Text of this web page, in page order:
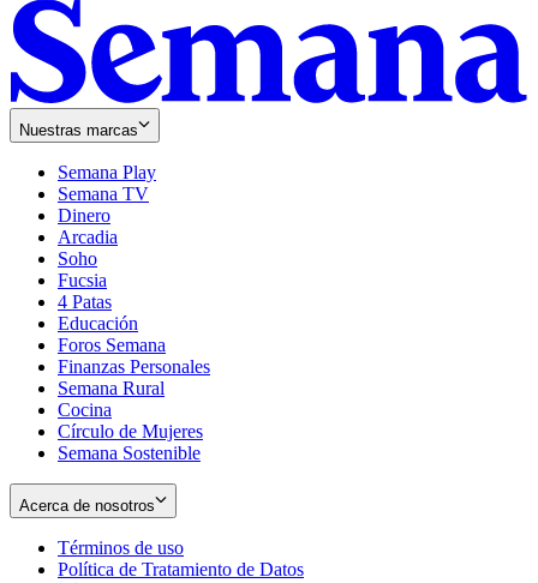
Nuestras marcas
Semana Play
Semana TV
Dinero
Arcadia
Soho
in
new
window
Fucsia
in
new
window
4 Patas
Educación
Foros Semana
Finanzas Personales
Semana Rural
Cocina
Círculo de Mujeres
Semana Sostenible
Acerca de nosotros
Términos de uso
in
Política de Tratamiento de Datos